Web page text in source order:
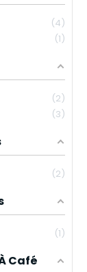
4
1
2
3
2
1
Café